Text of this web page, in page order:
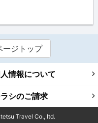
ージトップ
情報について
シのご請求
Travel Co., ltd.